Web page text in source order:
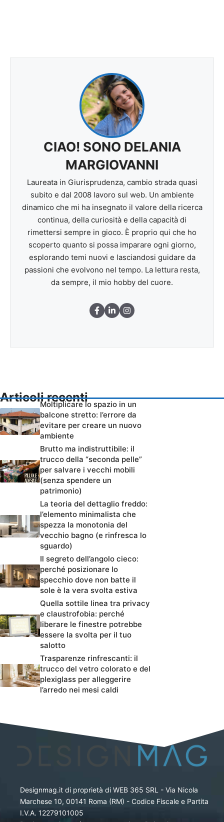
CIAO! SONO DELANIA
MARGIOVANNI
Laureata in Giurisprudenza, cambio strada quasi
subito e dal 2008 lavoro sul web. Un ambiente
dinamico che mi ha insegnato il valore della ricerca
continua, della curiosità e della capacità di
rimettersi sempre in gioco. È proprio qui che ho
scoperto quanto si possa imparare ogni giorno,
esplorando temi nuovi e lasciandosi guidare da
passioni che evolvono nel tempo. La lettura resta,
da sempre, il mio hobby del cuore.
Articoli recenti
Moltiplicare lo spazio in un
balcone stretto: l’errore da
evitare per creare un nuovo
ambiente
Brutto ma indistruttibile: il
trucco della “seconda pelle”
per salvare i vecchi mobili
(senza spendere un
patrimonio)
La teoria del dettaglio freddo:
l’elemento minimalista che
spezza la monotonia del
vecchio bagno (e rinfresca lo
sguardo)
Il segreto dell’angolo cieco:
perché posizionare lo
specchio dove non batte il
sole è la vera svolta estiva
Quella sottile linea tra privacy
e claustrofobia: perché
liberare le finestre potrebbe
essere la svolta per il tuo
salotto
Trasparenze rinfrescanti: il
trucco del vetro colorato e del
plexiglass per alleggerire
l’arredo nei mesi caldi
Designmag.it di proprietà di WEB 365 SRL - Via Nicola
Marchese 10, 00141 Roma (RM) - Codice Fiscale e Partita
I.V.A. 12279101005